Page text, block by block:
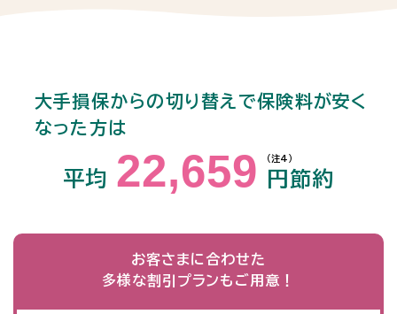
大手損保からの切り替えで保険料が安く
なった方は
平均 22,659 （注4）
円節約
お客さまに合わせた
多様な割引プランもご用意！